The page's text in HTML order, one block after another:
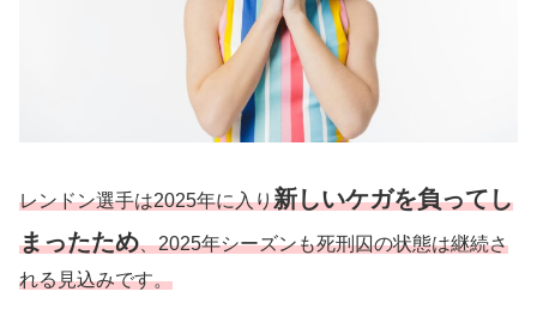
レンドン選手は2025年に入り新しいケガを負ってし
まったため、2025年シーズンも死刑囚の状態は継続さ
れる見込みです。